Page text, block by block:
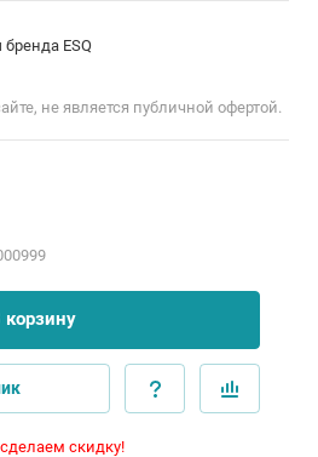
бренда ESQ
не является публичной офертой.
корзину
скидку!